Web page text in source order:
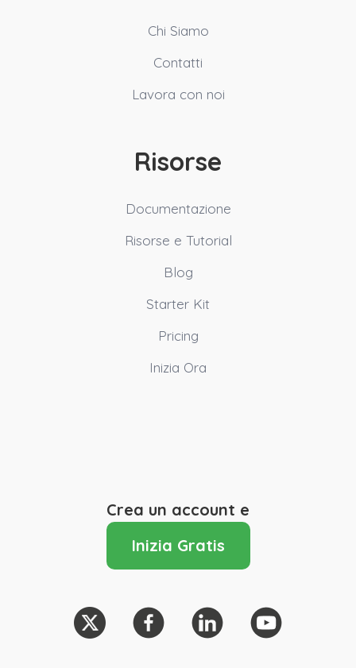
Chi Siamo
Contatti
Lavora con noi
Risorse
Documentazione
Risorse e Tutorial
Blog
Starter Kit
Pricing
Inizia Ora
Crea un account e
Inizia Gratis